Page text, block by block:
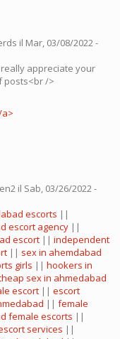
il Mar, 03/08/2022 -
appreciate your
posts<br />
il Sab, 03/26/2022 -
escorts ||
escort agency ||
escort || independent
|| sex in ahemdabad
girls || hookers in
sex in ahmedabad
escort || escort
|| female
female escorts ||
services ||